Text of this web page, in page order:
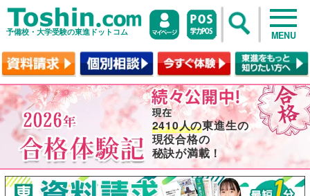
予備校・大学受験の東進ドットコム MENU
2410人の東進生の
現役合格の
秘訣が満載！